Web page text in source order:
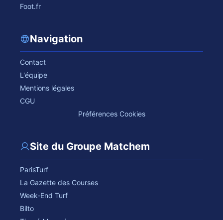
Foot.fr
Navigation
Contact
L'équipe
Mentions légales
CGU
Préférences Cookies
Site du Groupe Matchem
ParisTurf
La Gazette des Courses
Week-End Turf
Bilto